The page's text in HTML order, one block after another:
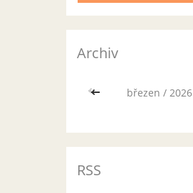
Archiv
<< březen / 2026
RSS